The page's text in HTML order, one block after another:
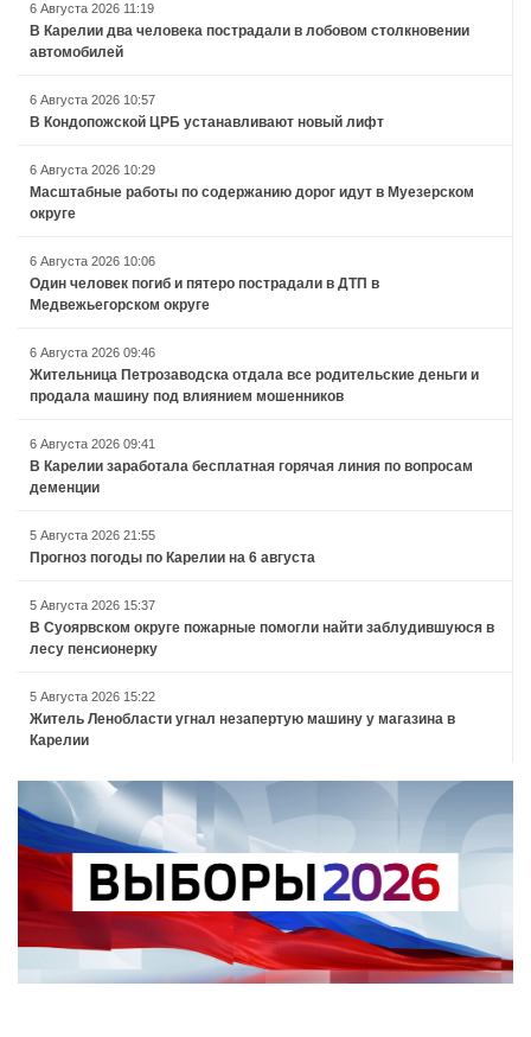
6 Августа 2026 11:19
В Карелии два человека пострадали в лобовом столкновении
автомобилей
6 Августа 2026 10:57
В Кондопожской ЦРБ устанавливают новый лифт
6 Августа 2026 10:29
Масштабные работы по содержанию дорог идут в Муезерском
округе
6 Августа 2026 10:06
Один человек погиб и пятеро пострадали в ДТП в
Медвежьегорском округе
6 Августа 2026 09:46
Жительница Петрозаводска отдала все родительские деньги и
продала машину под влиянием мошенников
6 Августа 2026 09:41
В Карелии заработала бесплатная горячая линия по вопросам
деменции
5 Августа 2026 21:55
Прогноз погоды по Карелии на 6 августа
5 Августа 2026 15:37
В Суоярвском округе пожарные помогли найти заблудившуюся в
лесу пенсионерку
5 Августа 2026 15:22
Житель Ленобласти угнал незапертую машину у магазина в
Карелии